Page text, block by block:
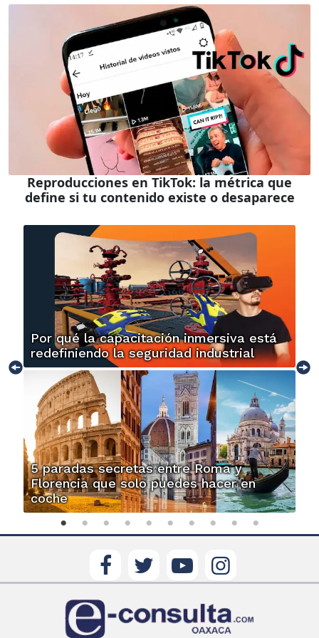
Reproducciones en TikTok: la métrica que
define si tu contenido existe o desaparece
Por qué la capacitación inmersiva está
redefiniendo la seguridad industrial
5 paradas secretas entre Roma y
Florencia que solo puedes hacer en
coche